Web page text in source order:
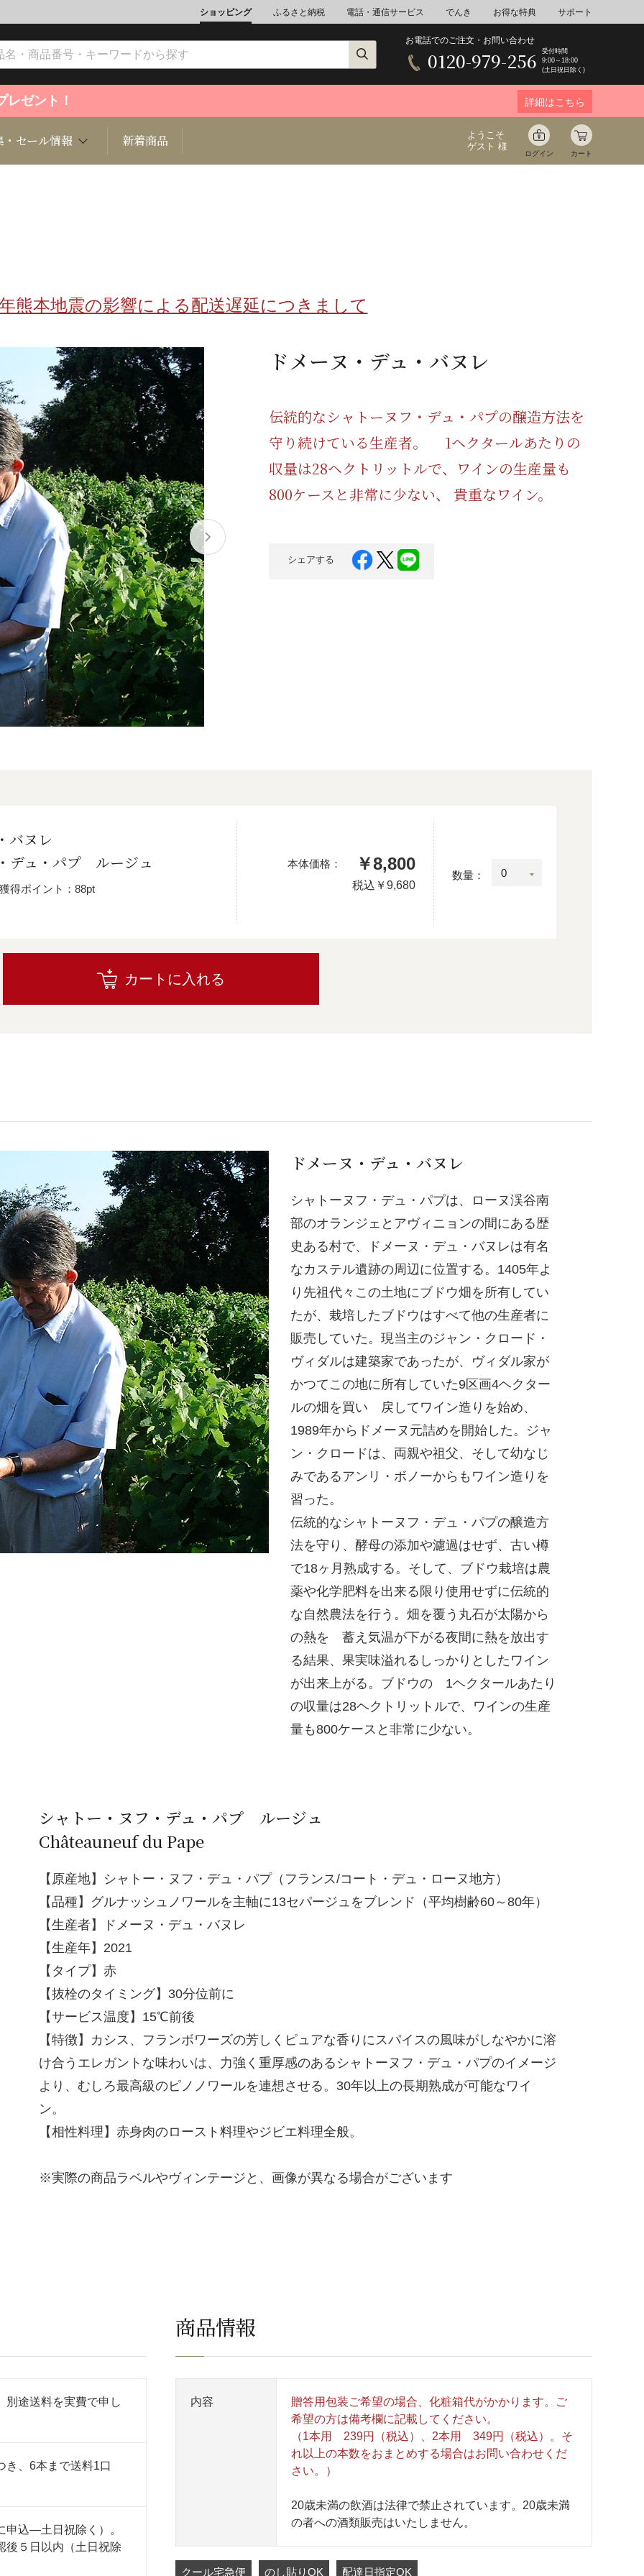
ショッピング ふるさと納税 電話・通信サービス でんき お得な特典 サポート
お電話でのご注文・お問い合わせ
0120-979-256
受付時間
9:00～18:00
(土日祝日除く)
レゼント！ 詳細はこちら
ギフト 豊洲お取り寄せ 健康/美容
・セール情報 新着商品
ようこそ
ゲスト 様
ログイン カート
熊本地震の影響による配送遅延につきまして
ドメーヌ・デュ・バヌレ
伝統的なシャトーヌフ・デュ・パプの醸造方法を
守り続けている生産者。 1ヘクタールあたりの
収量は28ヘクトリットルで、ワインの生産量も
800ケースと非常に少ない、 貴重なワイン。
シェアする
バヌレ
デュ・パプ ルージュ
獲得ポイント：88pt
本体価格： ￥8,800
税込 ￥9,680
数量：
カートに入れる
ドメーヌ・デュ・バヌレ
シャトーヌフ・デュ・パプは、ローヌ渓谷南
部のオランジェとアヴィニョンの間にある歴
史ある村で、ドメーヌ・デュ・バヌレは有名
なカステル遺跡の周辺に位置する。1405年よ
り先祖代々この土地にブドウ畑を所有してい
たが、栽培したブドウはすべて他の生産者に
販売していた。現当主のジャン・クロード・
ヴィダルは建築家であったが、ヴィダル家が
かつてこの地に所有していた9区画4ヘクター
ルの畑を買い 戻してワイン造りを始め、
1989年からドメーヌ元詰めを開始した。ジャ
ン・クロードは、両親や祖父、そして幼なじ
みであるアンリ・ボノーからもワイン造りを
習った。
伝統的なシャトーヌフ・デュ・パプの醸造方
法を守り、酵母の添加や濾過はせず、古い樽
で18ヶ月熟成する。そして、ブドウ栽培は農
薬や化学肥料を出来る限り使用せずに伝統的
な自然農法を行う。畑を覆う丸石が太陽から
の熱を 蓄え気温が下がる夜間に熱を放出す
る結果、果実味溢れるしっかりとしたワイン
が出来上がる。ブドウの 1ヘクタールあたり
の収量は28ヘクトリットルで、ワインの生産
量も800ケースと非常に少ない。
シャトー・ヌフ・デュ・パプ ルージュ
Châteauneuf du Pape
【原産地】シャトー・ヌフ・デュ・パプ（フランス/コート・デュ・ローヌ地方）
【品種】グルナッシュノワールを主軸に13セパージュをブレンド（平均樹齢60～80年）
【生産者】ドメーヌ・デュ・バヌレ
【生産年】2021
【タイプ】赤
【抜栓のタイミング】30分位前に
【サービス温度】15℃前後
【特徴】カシス、フランボワーズの芳しくピュアな香りにスパイスの風味がしなやかに溶
け合うエレガントな味わいは、力強く重厚感のあるシャトーヌフ・デュ・パプのイメージ
より、むしろ最高級のピノノワールを連想させる。30年以上の長期熟成が可能なワイ
ン。
【相性料理】赤身肉のロースト料理やジビエ料理全般。
※実際の商品ラベルやヴィンテージと、画像が異なる場合がございます
途送料を実費で申し
、6本まで送料1口
申込―土日祝除く）。
後５日以内（土日祝除
商品情報
内容
贈答用包装ご希望の場合、化粧箱代がかかります。ご
希望の方は備考欄に記載してください。
（1本用 239円（税込）、2本用 349円（税込）。そ
れ以上の本数をおまとめする場合はお問い合わせくだ
さい。）
20歳未満の飲酒は法律で禁止されています。20歳未満
の者への酒類販売はいたしません。
クール宅急便 のし貼りOK 配達日指定OK